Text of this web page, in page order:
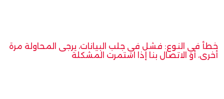
خطأ في النوع: فشل في جلب البيانات، يرجى المحاولة مرة
أخرى، أو الاتصال بنا إذا استمرت المشكلة